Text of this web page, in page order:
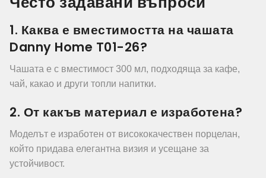
1. Каква е вместимостта на чашата
Danny Home T01-26?
Чашата е с вместимост 300 мл, подходяща за кафе,
чай, какао и други топли напитки.
2. От какъв материал е изработена?
Моделът е изработен от висококачествен порцелан,
който придава елегантна визия и усещане за
устойчивост.